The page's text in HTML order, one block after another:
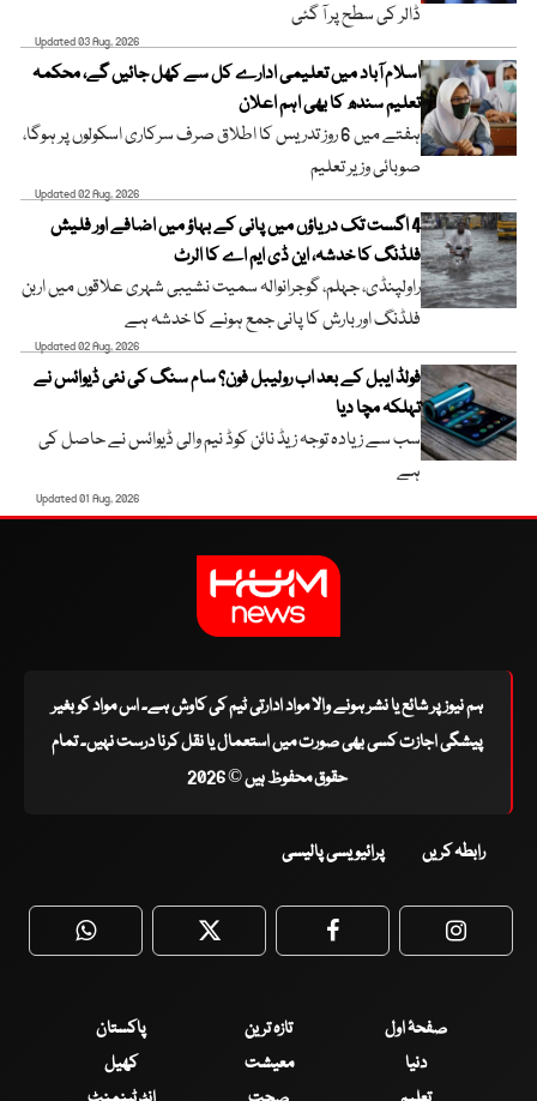
ڈالر کی سطح پر آ گئی
Updated 03 Aug, 2026
اسلام آباد میں تعلیمی ادارے کل سے کھل جائیں گے، محکمہ
تعلیم سندھ کا بھی اہم اعلان
ہفتے میں 6 روز تدریس کا اطلاق صرف سرکاری اسکولوں پر ہوگا،
صوبائی وزیر تعلیم
Updated 02 Aug, 2026
4 اگست تک دریاؤں میں پانی کے بہاؤ میں اضافے اور فلیش
فلڈنگ کا خدشہ، این ڈی ایم اے کا الرٹ
راولپنڈی، جہلم، گوجرانوالہ سمیت نشیبی شہری علاقوں میں اربن
فلڈنگ اور بارش کا پانی جمع ہونے کا خدشہ ہے
Updated 02 Aug, 2026
فولڈ ایبل کے بعد اب رولیبل فون؟ سام سنگ کی نئی ڈیوائس نے
تہلکہ مچا دیا
سب سے زیادہ توجہ زیڈ نائن کوڈ نیم والی ڈیوائس نے حاصل کی
ہے
Updated 01 Aug, 2026
ہم نیوز پر شائع یا نشر ہونے والا مواد ادارتی ٹیم کی کاوش ہے۔ اس مواد کو بغیر
پیشگی اجازت کسی بھی صورت میں استعمال یا نقل کرنا درست نہیں۔ تمام
حقوق محفوظ ہیں © 2026
رابطہ کریں پرائیویسی پالیسی
WhatsApp Twitter Facebook
صفحۂ اول تازہ ترین
پاکستان
دنیا
معیشت
کھیل